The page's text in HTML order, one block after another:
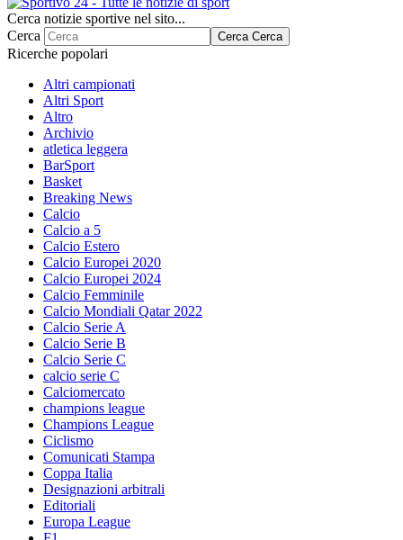
Cerca notizie sportive nel sito...
Cerca
Cerca Cerca
Ricerche popolari
Altri campionati
Altri Sport
Altro
Archivio
atletica leggera
BarSport
Basket
Breaking News
Calcio
Calcio a 5
Calcio Estero
Calcio Europei 2020
Calcio Europei 2024
Calcio Femminile
Calcio Mondiali Qatar 2022
Calcio Serie A
Calcio Serie B
Calcio Serie C
calcio serie C
Calciomercato
champions league
Champions League
Ciclismo
Comunicati Stampa
Coppa Italia
Designazioni arbitrali
Editoriali
Europa League